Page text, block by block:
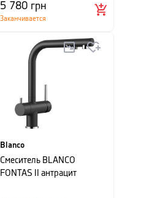
5 780 грн
Заканчивается
Blanco
Смеситель BLANCO
FONTAS II антрацит